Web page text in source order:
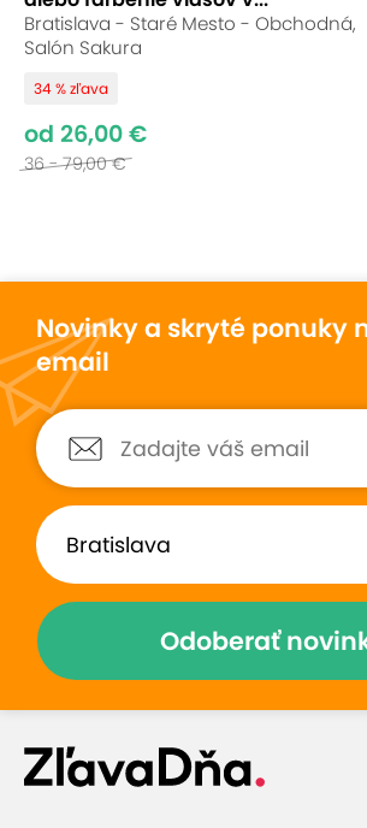
Bratislava - Staré Mesto - Obchodná,
Salón Sakura
34 % zľava
od 26,00 €
36 - 79,00 €
Novinky a skryté ponuky
email
Odoberať